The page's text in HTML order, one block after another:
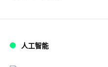
人工智能